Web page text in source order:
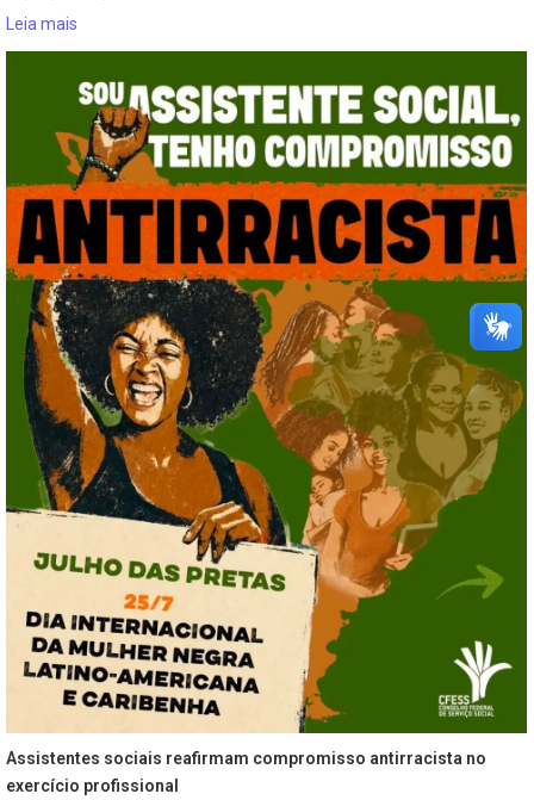
Leia mais
Assistentes sociais reafirmam compromisso antirracista no
exercício profissional